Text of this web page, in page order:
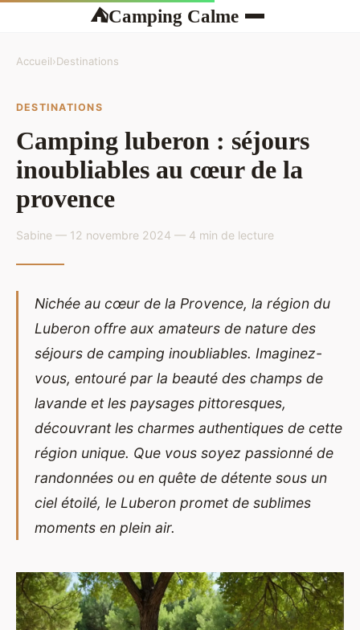
⛺Camping Calme
Accueil›Destinations
DESTINATIONS
Camping luberon : séjours
inoubliables au cœur de la
provence
Sabine — 12 novembre 2024 — 4 min de lecture
Nichée au cœur de la Provence, la région du
Luberon offre aux amateurs de nature des
séjours de camping inoubliables. Imaginez-
vous, entouré par la beauté des champs de
lavande et les paysages pittoresques,
découvrant les charmes authentiques de cette
région unique. Que vous soyez passionné de
randonnées ou en quête de détente sous un
ciel étoilé, le Luberon promet de sublimes
moments en plein air.